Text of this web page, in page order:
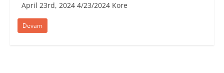
April 23rd, 2024 4/23/2024 ​Kore
Devam